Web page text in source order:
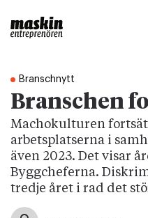
Branschnytt
Branschen
Machokulturen
arbetsplatserna i
även 2023. Det visar
Byggcheferna.
tredje året i rad det